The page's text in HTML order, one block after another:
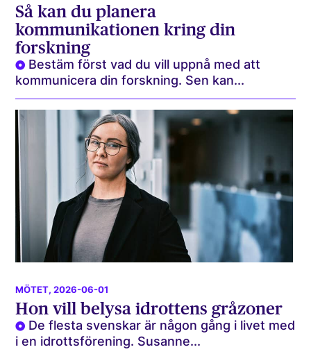
Så kan du planera
kommunikationen kring din
forskning
Bestäm först vad du vill uppnå med att
kommunicera din forskning. Sen kan...
MÖTET, 2026-06-01
Hon vill belysa idrottens gråzoner
De flesta svenskar är någon gång i livet med
i en idrottsförening. Susanne...